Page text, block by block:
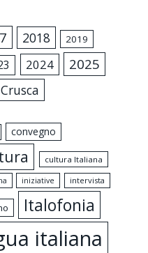
2018 2019
2024 2025
convegno
cultura Italiana
iniziative intervista
Italofonia
italiana